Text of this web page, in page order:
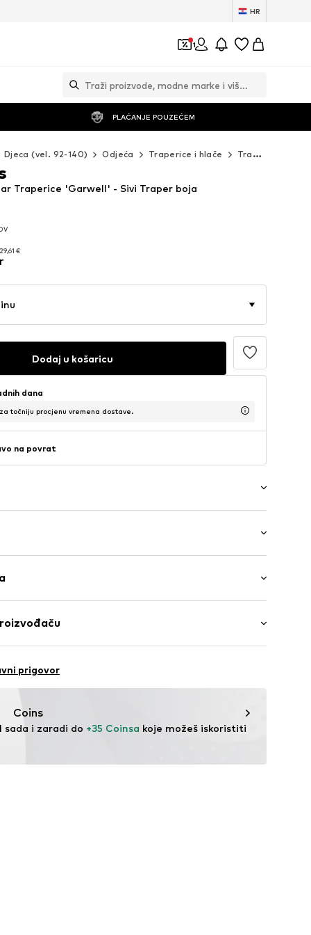
HR
1
PLAĆANJE POUZEĆEM
Djeca (vel. 92-140) Odjeća Traperice i hlače Traperice
29,61 €
29,61 €
Traperice 'Garwell' - Sivi Traper boja
Dodaj u košaricu
dana
točniju procjenu vremena dostave.
na povrat
2% Elastan
temperaturi
67
en/
prigovor
Coins
sada i zaradi do +35 Coinsa koje možeš iskoristiti